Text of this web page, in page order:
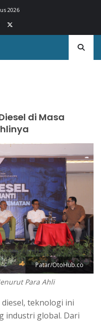
2026
di Masa
Patar/OtoHub.co
Para Ahli
teknologi ini
industri global. Dari